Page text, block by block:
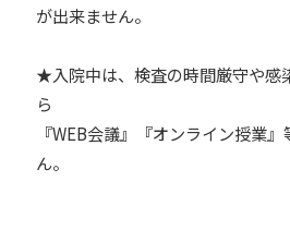
が出来ません。
★入院中は、検査の時間厳守や感
ら
『WEB会議』『オンライン授業
ん。